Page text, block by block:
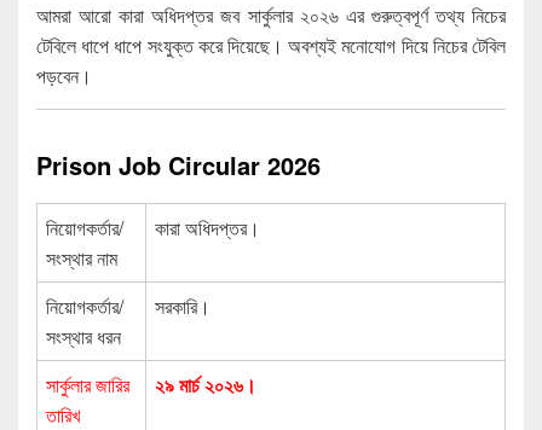
আমরা আরো কারা অধিদপ্তর জব সার্কুলার ২০২৬ এর গুরুত্বপূর্ণ তথ্য নিচের
টেবিলে ধাপে ধাপে সংযুক্ত করে দিয়েছে। অবশ্যই মনোযোগ দিয়ে নিচের টেবিল
পড়বেন।
Prison Job Circular 2026
নিয়োগকর্তার/
সংস্থার নাম
কারা অধিদপ্তর।
নিয়োগকর্তার/
সংস্থার ধরন
সরকারি।
সার্কুলার জারির
তারিখ
২৯ মার্চ ২০২৬।